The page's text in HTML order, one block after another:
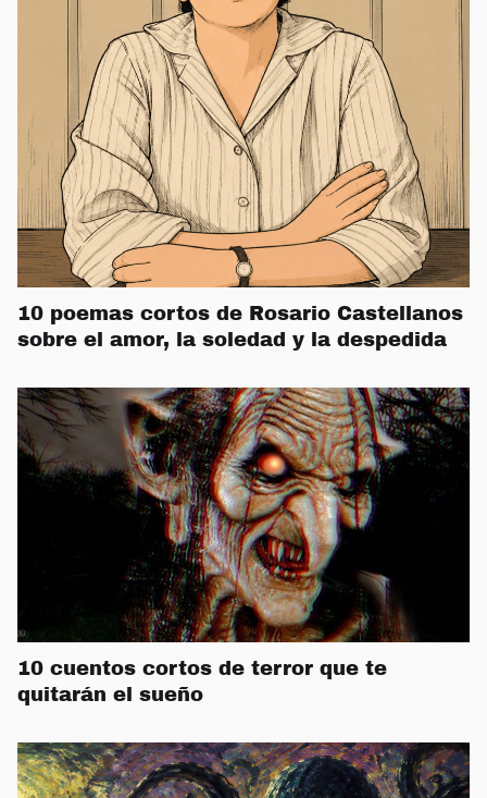
10 poemas cortos de Rosario Castellanos
sobre el amor, la soledad y la despedida
10 cuentos cortos de terror que te
quitarán el sueño